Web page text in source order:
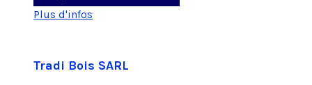
Plus d'infos
Tradi Bois SARL